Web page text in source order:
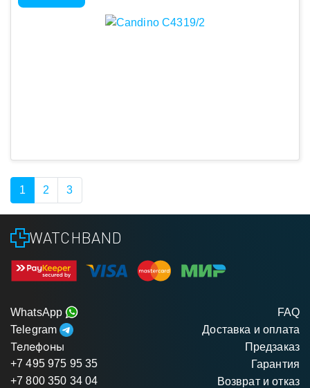
1 2 3
WATCHBAND
WhatsApp
Telegram
Телефоны
+7 495 975 95 35
+7 800 350 34 04
FAQ
Доставка и оплата
Предзаказ
Гарантия
Возврат и отказ